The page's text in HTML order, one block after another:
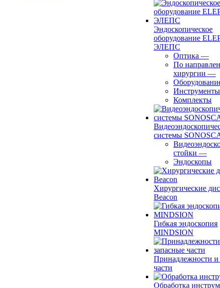
Эндоскопическое
оборудование
ЭЛЕПС
Оптика —
По
хирургии —
Инструменты
Комплекты
системы
стойки —
Эндоскопы
Хирургические
Beacon
Гибкая эндоскопия
MINDSION
Принадлежности и
части
Обработка